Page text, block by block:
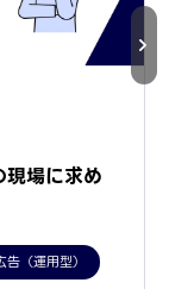
場に求め
（運用型）